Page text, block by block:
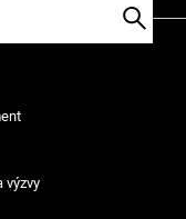
výzvy